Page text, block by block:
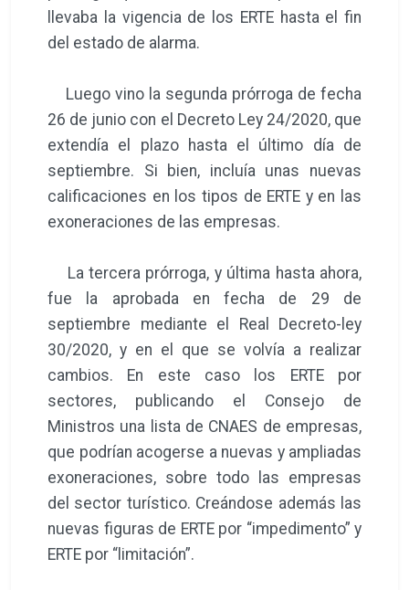
llevaba la vigencia de los ERTE hasta el fin
del estado de alarma.
Luego vino la segunda prórroga de fecha
26 de junio con el Decreto Ley 24/2020, que
extendía el plazo hasta el último día de
septiembre. Si bien, incluía unas nuevas
calificaciones en los tipos de ERTE y en las
exoneraciones de las empresas.
La tercera prórroga, y última hasta ahora,
fue la aprobada en fecha de 29 de
septiembre mediante el Real Decreto-ley
30/2020, y en el que se volvía a realizar
cambios. En este caso los ERTE por
sectores, publicando el Consejo de
Ministros una lista de CNAES de empresas,
que podrían acogerse a nuevas y ampliadas
exoneraciones, sobre todo las empresas
del sector turístico. Creándose además las
nuevas figuras de ERTE por “impedimento” y
ERTE por “limitación”.